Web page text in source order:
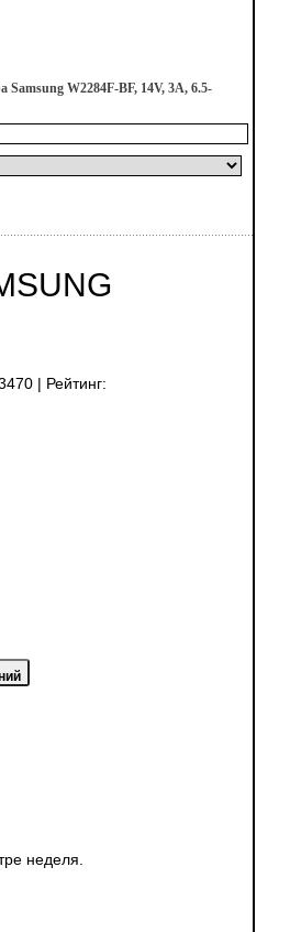
W2284F-BF, 14V, 3A, 6.5-
Рейтинг:
неделя.